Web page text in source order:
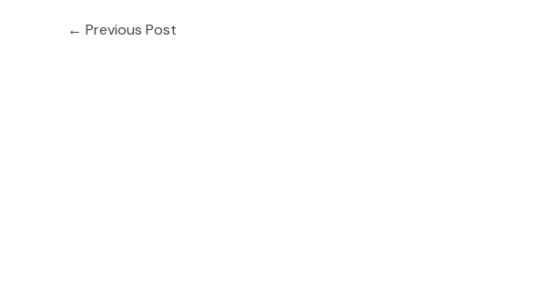
← Previous Post